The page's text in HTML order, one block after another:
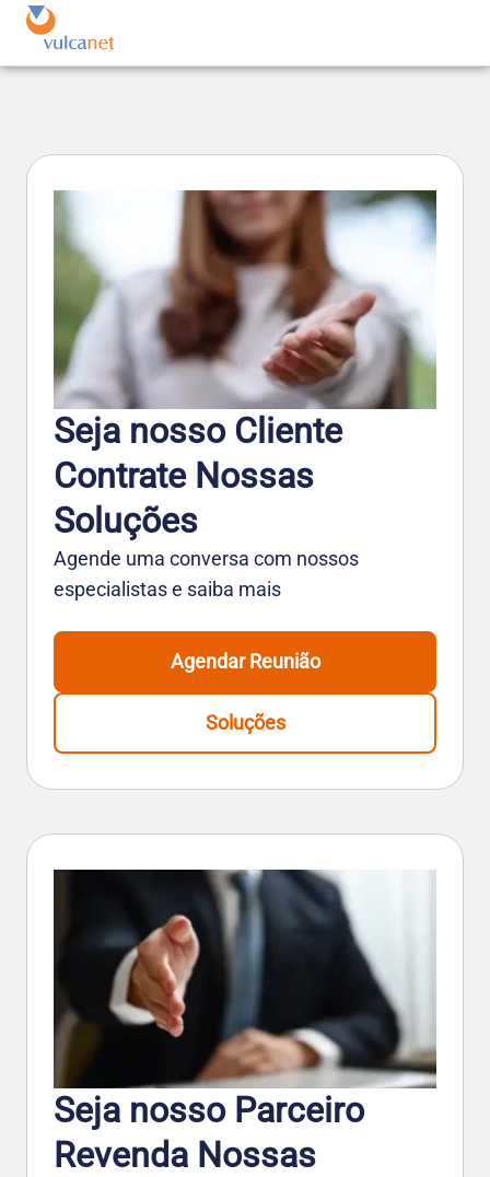
Seja nosso Cliente
Contrate Nossas
Soluções
Agende uma conversa com nossos
especialistas e saiba mais
Agendar Reunião
Soluções
Seja nosso Parceiro
Revenda Nossas